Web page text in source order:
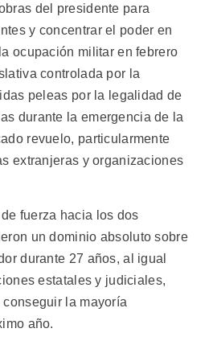
del presidente para
y concentrar el poder en
ocupación militar en febrero
controlada por la
peleas por la legalidad de
durante la emergencia de la
revuelo, particularmente
extranjeras y organizaciones
fuerza hacia los dos
un dominio absoluto sobre
durante 27 años, al igual
estatales y judiciales,
la mayoría
año.